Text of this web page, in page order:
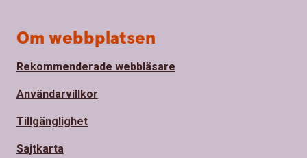
Om webbplatsen
Rekommenderade webbläsare
Användarvillkor
Tillgänglighet
Sajtkarta